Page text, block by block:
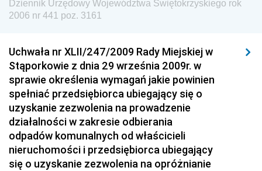
Dziennik Urzędowy Urzędu Lotnictwa Cywilnego
Dziennik Urzędowy Ministerstwa Hutnictwa i
Przemysłu Maszynowego
Dziennik Urzędowy Ministerstwa Zdrowia i Opieki
Społecznej
Dziennik Urzędowy Ministerstwa Rolnictwa, Leśnictwa
i Gospodarki Żywnościowej
Dziennik Urzędowy Ministra Spraw Wewnętrznych
Dziennik Urzędowy Województwa Świętokrzyskiego rok
2006 nr 441 poz. 3161
Uchwała nr XLII/247/2009 Rady Miejskiej w
Stąporkowie z dnia 29 września 2009r. w
sprawie określenia wymagań jakie powinien
spełniać przedsiębiorca ubiegający się o
uzyskanie zezwolenia na prowadzenie
działalności w zakresie odbierania
odpadów komunalnych od właścicieli
nieruchomości i przedsiębiorca ubiegający
się o uzyskanie zezwolenia na opróżnianie